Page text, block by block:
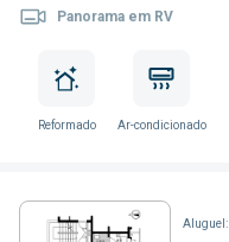
Panorama em RV
Reformado Ar-condicionado
Aluguel: